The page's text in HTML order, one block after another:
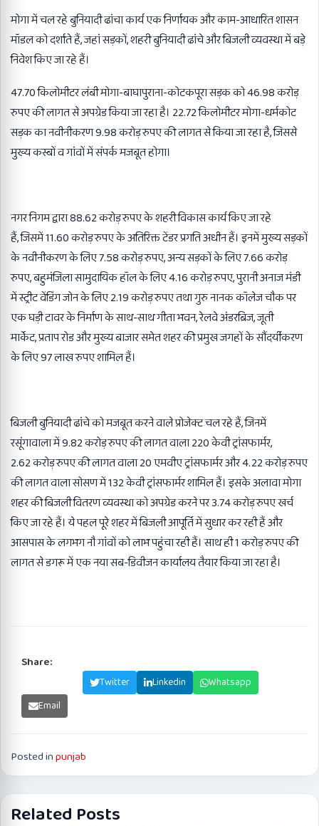
मोगा में चल रहे बुनियादी ढांचा कार्य एक निर्णायक और काम-आधारित शासन
मॉडल को दर्शाते हैं,जहां सड़कों,शहरी बुनियादी ढांचे और बिजली व्यवस्था में बड़े
निवेश किए जा रहे हैं।
47.70किलोमीटर लंबी मोगा-बाघापुराना-कोटकपूरा सड़क को46.98करोड़
रुपए की लागत से अपग्रेड किया जा रहा है। 22.72किलोमीटर मोगा-धर्मकोट
सड़क का नवीनीकरण9.98करोड़ रुपए की लागत से किया जा रहा है,जिससे
मुख्य कस्बों व गांवों में संपर्क मजबूत होगा।
नगर निगम द्वारा88.62करोड़ रुपए के शहरी विकास कार्य किए जा रहे
हैं,जिसमें11.60करोड़ रुपए के अतिरिक्त टेंडर प्रगति अधीन हैं। इनमें मुख्य सड़कों
के नवीनीकरण के लिए7.58करोड़ रुपए,अन्य सड़कों के लिए7.66करोड़
रुपए,बहुमंजिला सामुदायिक हॉल के लिए4.16करोड़ रुपए,पुरानी अनाज मंडी
में स्ट्रीट वेंडिंग जोन के लिए2.19करोड़ रुपए तथा गुरु नानक कॉलेज चौक पर
एक घड़ी टावर के निर्माण के साथ-साथ गीता भवन,रेलवे अंडरब्रिज,जूती
मार्केट,प्रताप रोड और मुख्य बाजार समेत शहर की प्रमुख जगहों के सौंदर्यीकरण
के लिए97लाख रुपए शामिल हैं।
बिजली बुनियादी ढांचे को मजबूत करने वाले प्रोजेक्ट चल रहे हैं,जिनमें
रसूंगावाला में9.82करोड़ रुपए की लागत वाला220केवी ट्रांसफार्मर,
2.62करोड़ रुपए की लागत वाला20एमवीए ट्रांसफार्मर और4.22करोड़ रुपए
की लागत वाला सोसण में132केवी ट्रांसफार्मर शामिल हैं। इसके अलावा मोगा
शहर की बिजली वितरण व्यवस्था को अपग्रेड करने पर3.74करोड़ रुपए खर्च
किए जा रहे हैं। ये पहल पूरे शहर में बिजली आपूर्ति में सुधार कर रही हैं और
आसपास के लगभग नौ गांवों को लाभ पहुंचा रही हैं। साथ ही1करोड़ रुपए की
लागत से डगरू में एक नया सब-डिवीजन कार्यालय तैयार किया जा रहा है।
Share:
Twitter Linkedin
Whatsapp
Email
Posted inpunjab
Related Posts